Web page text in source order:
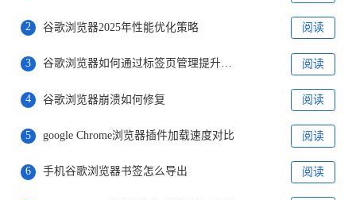
2 谷歌浏览器2025年性能优化策略 阅读
3 谷歌浏览器如何通过标签页管理提升用户体验 阅读
4 谷歌浏览器崩溃如何修复 阅读
5 google Chrome浏览器插件加载速度对比 阅读
6 手机谷歌浏览器书签怎么导出 阅读